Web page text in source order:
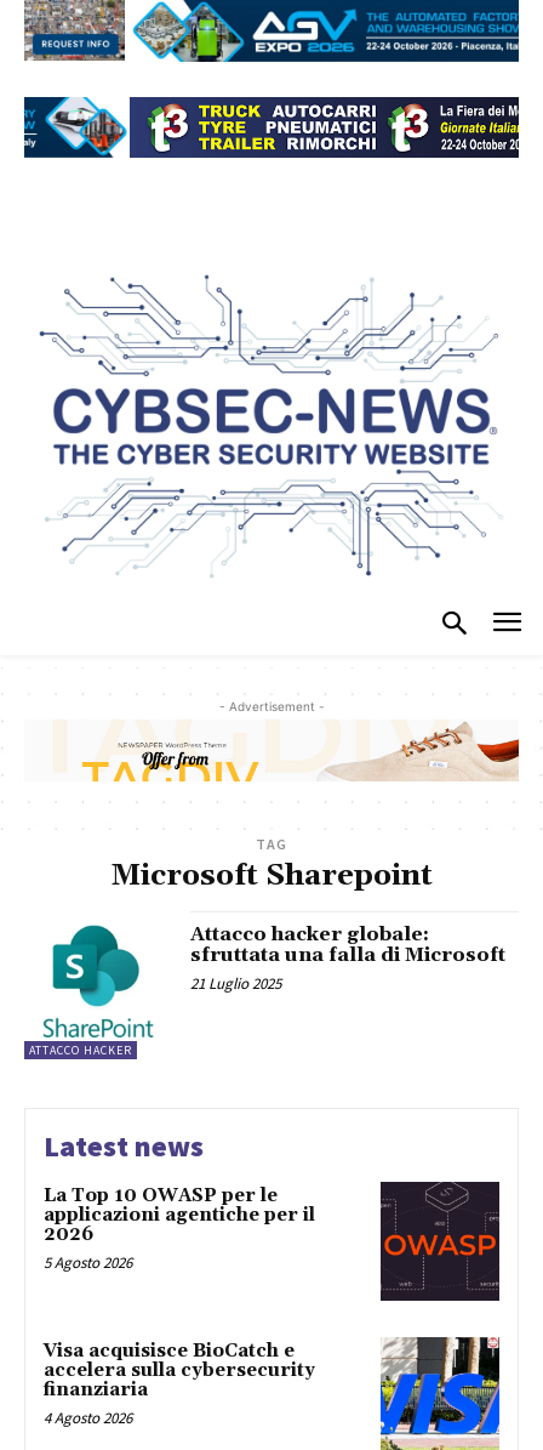
- Advertisement -
TAG
Microsoft Sharepoint
ATTACCO HACKER
Attacco hacker globale:
sfruttata una falla di Microsoft
21 Luglio 2025
Latest news
La Top 10 OWASP per le
applicazioni agentiche per il
2026
5 Agosto 2026
Visa acquisisce BioCatch e
accelera sulla cybersecurity
finanziaria
4 Agosto 2026